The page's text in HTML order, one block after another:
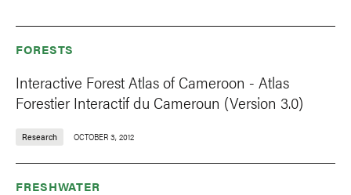
FORESTS
Interactive Forest Atlas of Cameroon - Atlas
Forestier Interactif du Cameroun (Version 3.0)
Research OCTOBER 3, 2012
FRESHWATER